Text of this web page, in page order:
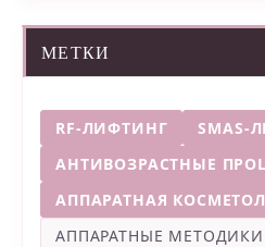
МЕТКИ
RF-ЛИФТИНГ
SMAS-
АНТИВОЗРАСТНЫЕ
АППАРАТНАЯ
АППАРАТНЫЕ МЕТОДИКИ